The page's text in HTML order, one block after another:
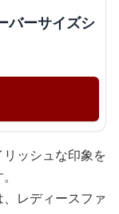
バーサイズシ
ッシュな印象を
レディースファ